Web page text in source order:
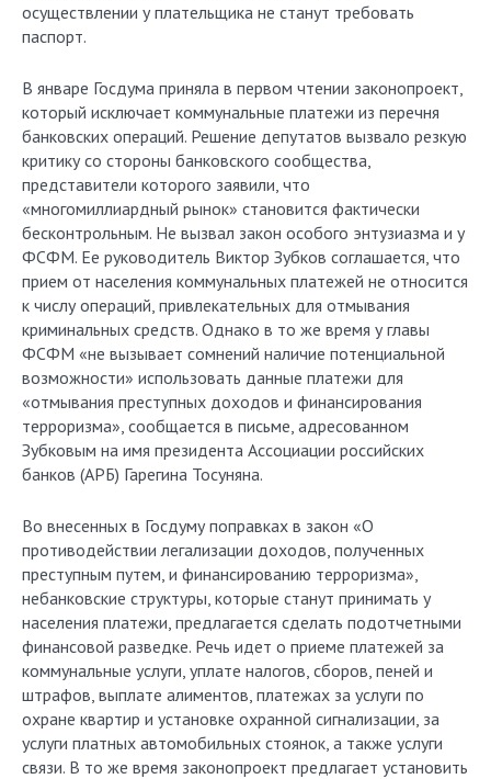
осуществлении у плательщика не станут требовать
паспорт.
В январе Госдума приняла в первом чтении законопроект,
который исключает коммунальные платежи из перечня
банковских операций. Решение депутатов вызвало резкую
критику со стороны банковского сообщества,
представители которого заявили, что
«многомиллиардный рынок» становится фактически
бесконтрольным. Не вызвал закон особого энтузиазма и у
ФСФМ. Ее руководитель Виктор Зубков соглашается, что
прием от населения коммунальных платежей не относится
к числу операций, привлекательных для отмывания
криминальных средств. Однако в то же время у главы
ФСФМ «не вызывает сомнений наличие потенциальной
возможности» использовать данные платежи для
«отмывания преступных доходов и финансирования
терроризма», сообщается в письме, адресованном
Зубковым на имя президента Ассоциации российских
банков (АРБ) Гарегина Тосуняна.
Во внесенных в Госдуму поправках в закон «О
противодействии легализации доходов, полученных
преступным путем, и финансированию терроризма»,
небанковские структуры, которые станут принимать у
населения платежи, предлагается сделать подотчетными
финансовой разведке. Речь идет о приеме платежей за
коммунальные услуги, уплате налогов, сборов, пеней и
штрафов, выплате алиментов, платежах за услуги по
охране квартир и установке охранной сигнализации, за
услуги платных автомобильных стоянок, а также услуги
связи. В то же время законопроект предлагает установить